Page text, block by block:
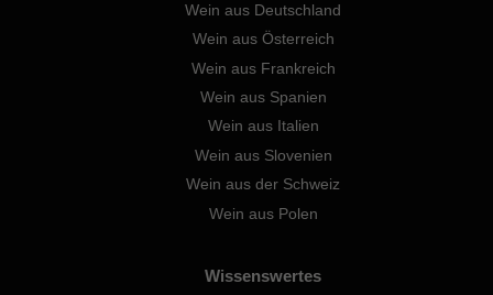
Wein aus Deutschland
Wein aus Österreich
Wein aus Frankreich
Wein aus Spanien
Wein aus Italien
Wein aus Slovenien
Wein aus der Schweiz
Wein aus Polen
Wissenswertes